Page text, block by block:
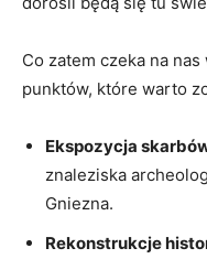
Co zatem czeka na
punktów, które warto
Ekspozycja
znaleziska​
‌Gniezna.
Rekonstrukcje